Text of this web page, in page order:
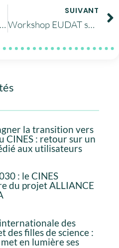
“What a memory for Education and Research”
SUIVANT
Workshop EUDAT sur la certification
la transition vers
CINES : retour sur un
aux utilisateurs
: le CINES
du projet ALLIANCE
des
des filles de science :
en lumière ses